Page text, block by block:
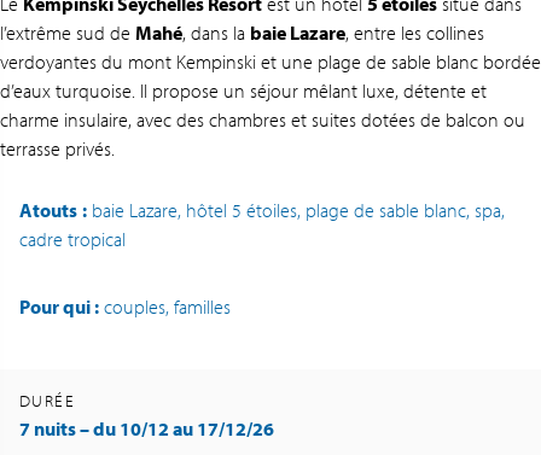
l’extrême sud de Mahé, dans la baie Lazare, entre les collines
verdoyantes du mont Kempinski et une plage de sable blanc bordée
d’eaux turquoise. Il propose un séjour mêlant luxe, détente et
charme insulaire, avec des chambres et suites dotées de balcon ou
terrasse privés.
Atouts : baie Lazare, hôtel 5 étoiles, plage de sable blanc, spa,
cadre tropical
Pour qui : couples, familles
DURÉE
7 nuits – du 10/12 au 17/12/26